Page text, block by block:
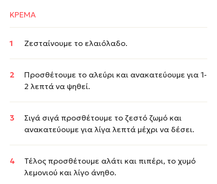
ΚΡΕΜΑ
Ζεσταίνουμε το ελαιόλαδο.
Προσθέτουμε το αλεύρι και ανακατεύουμε για 1-
2 λεπτά να ψηθεί.
Σιγά σιγά προσθέτουμε το ζεστό ζωμό και
ανακατεύουμε για λίγα λεπτά μέχρι να δέσει.
Τέλος προσθέτουμε αλάτι και πιπέρι, το χυμό
λεμονιού και λίγο άνηθο.